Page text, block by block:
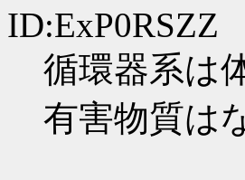
ID:ExP0RSZZ
循環器系は
有害物質は